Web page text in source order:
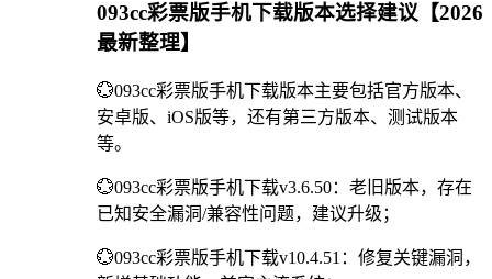
093cc彩票版手机下载版本选择建议【2026
最新整理】
💮093cc彩票版手机下载版本主要包括官方版本、
安卓版、iOS版等，还有第三方版本、测试版本
等。
💮093cc彩票版手机下载v3.6.50：老旧版本，存在
已知安全漏洞/兼容性问题，建议升级；
💮093cc彩票版手机下载v10.4.51：修复关键漏洞，